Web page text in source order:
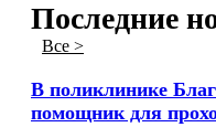
Последние
Все >
В поликлинике
помощник для